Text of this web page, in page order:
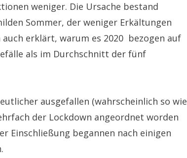
weniger. Die Ursache bestand
Sommer, der weniger Erkältungen
erklärt, warum es 2020 bezogen auf
als im Durchschnitt der fünf
ausgefallen (wahrscheinlich so wie
der Lockdown angeordnet worden
Einschließung begannen nach einigen